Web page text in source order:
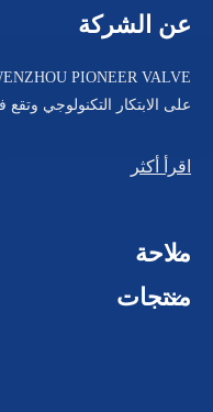
عن الشركة
على الابتكار التكنولوجي وتقع
اقرأ أكثر
ملاحة
منتجات